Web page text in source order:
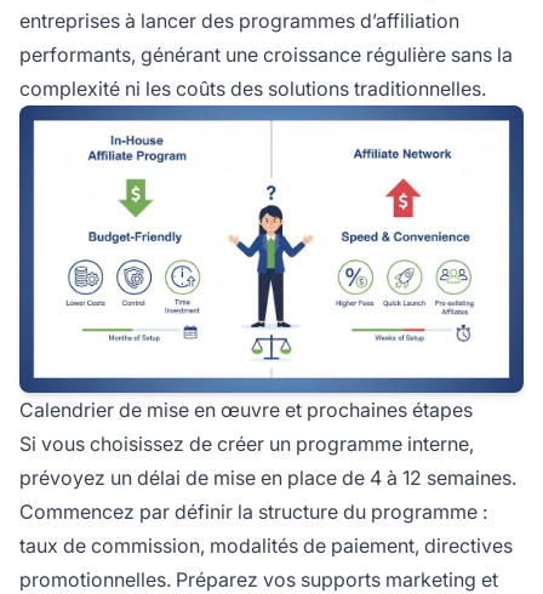
entreprises à lancer des programmes d’affiliation
performants, générant une croissance régulière sans la
complexité ni les coûts des solutions traditionnelles.
Calendrier de mise en œuvre et prochaines étapes
Si vous choisissez de créer un programme interne,
prévoyez un délai de mise en place de 4 à 12 semaines.
Commencez par définir la structure du programme :
taux de commission, modalités de paiement, directives
promotionnelles. Préparez vos supports marketing et